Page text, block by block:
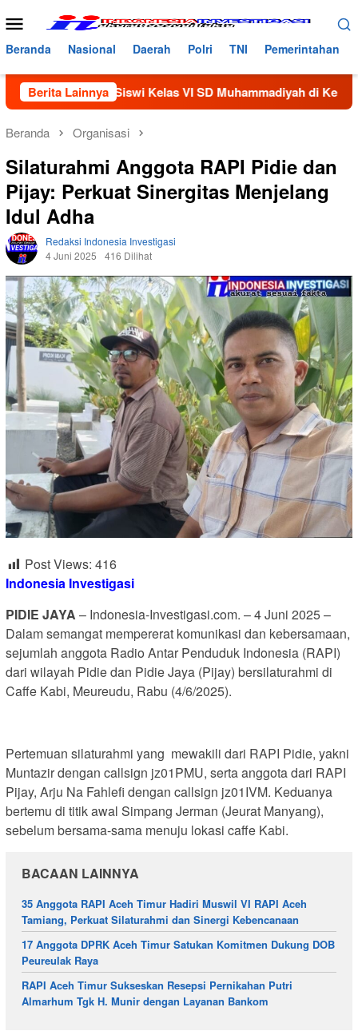
ke
konten
Menu
Mobile
Beranda Nasional Daerah Polri TNI Pemerintahan
Berita Lainnya
Siswi Kelas VI SD Muhammadiyah di Keluarkan Dari
Beranda Organisasi
Silaturahmi Anggota RAPI Pidie dan
Pijay: Perkuat Sinergitas Menjelang
Idul Adha
Redaksi Indonesia Investigasi
4 Juni 2025
416 Dilihat
Post Views: 416
Indonesia Investigasi
PIDIE JAYA – Indonesia-Investigasi.com. – 4 Juni 2025 –
Dalam semangat mempererat komunikasi dan kebersamaan,
sejumlah anggota Radio Antar Penduduk Indonesia (RAPI)
dari wilayah Pidie dan Pidie Jaya (Pijay) bersilaturahmi di
Caffe Kabi, Meureudu, Rabu (4/6/2025).
Pertemuan silaturahmi yang mewakili dari RAPI Pidie, yakni
Muntazir dengan callsign jz01PMU, serta anggota dari RAPI
Pijay, Arju Na Fahlefi dengan callsign jz01IVM. Keduanya
bertemu di titik awal Simpang Jerman (Jeurat Manyang),
sebelum bersama-sama menuju lokasi caffe Kabi.
BACAAN LAINNYA
35 Anggota RAPI Aceh Timur Hadiri Muswil VI RAPI Aceh
Tamiang, Perkuat Silaturahmi dan Sinergi Kebencanaan
17 Anggota DPRK Aceh Timur Satukan Komitmen Dukung DOB
Peureulak Raya
RAPI Aceh Timur Sukseskan Resepsi Pernikahan Putri
Almarhum Tgk H. Munir dengan Layanan Bankom